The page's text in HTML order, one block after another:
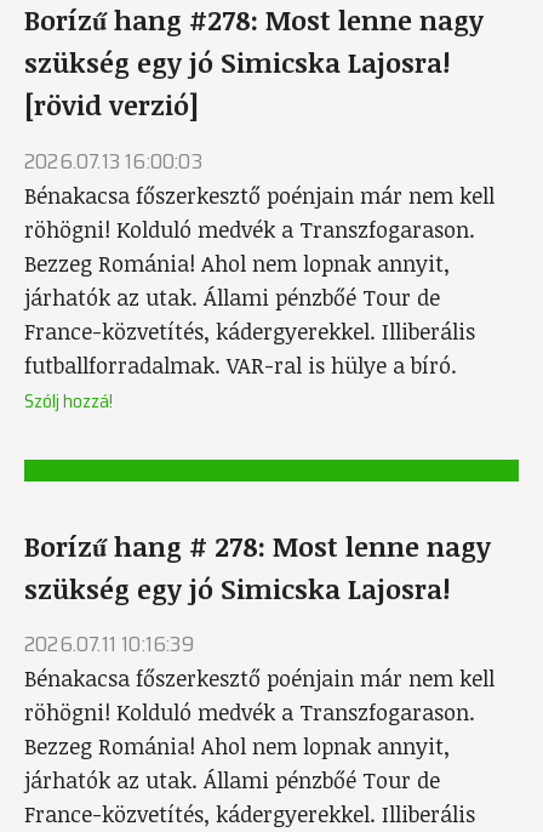
Borízű hang #278: Most lenne nagy
szükség egy jó Simicska Lajosra!
[rövid verzió]
2026.07.13 16:00:03
Bénakacsa főszerkesztő poénjain már nem kell
röhögni! Kolduló medvék a Transzfogarason.
Bezzeg Románia! Ahol nem lopnak annyit,
járhatók az utak. Állami pénzbőé Tour de
France-közvetítés, kádergyerekkel. Illiberális
futballforradalmak. VAR-ral is hülye a bíró.
Szólj hozzá!
Borízű hang # 278: Most lenne nagy
szükség egy jó Simicska Lajosra!
2026.07.11 10:16:39
Bénakacsa főszerkesztő poénjain már nem kell
röhögni! Kolduló medvék a Transzfogarason.
Bezzeg Románia! Ahol nem lopnak annyit,
járhatók az utak. Állami pénzbőé Tour de
France-közvetítés, kádergyerekkel. Illiberális